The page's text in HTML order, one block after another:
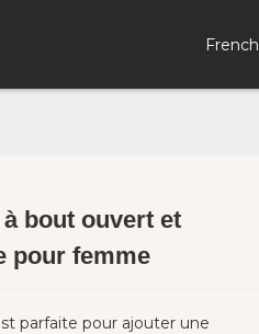
French
bout ouvert et
pour femme
parfaite pour ajouter une